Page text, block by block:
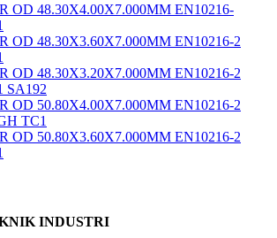
OD 48.30X4.00X7.000MM EN10216-
OD 48.30X3.60X7.000MM EN10216-2
OD 48.30X3.20X7.000MM EN10216-2
SA192
OD 50.80X4.00X7.000MM EN10216-2
TC1
OD 50.80X3.60X7.000MM EN10216-2
INDUSTRI